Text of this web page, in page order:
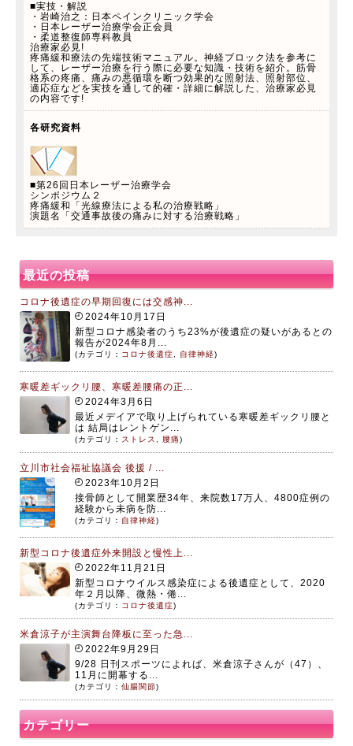
■実技・解説
・岩崎治之：日本ペインクリニック学会
・日本レーザー治療学会正会員
・柔道整復師専科教員
治療家必見!
疼痛緩和療法の先端技術マニュアル。神経ブロック法を参考に
して、レーザー治療を行う際に必要な知識・技術を紹介。筋骨
格系の疼痛、痛みの悪循環を断つ効果的な照射法、照射部位、
適応症などを実技を通して的確・詳細に解説した、治療家必見
の内容です!
各研究資料
■第26回日本レーザー治療学会
シンポジウム２
疼痛緩和「光線療法による私の治療戦略」
演題名「交通事故後の痛みに対する治療戦略」
最近の投稿
コロナ後遺症の早期回復には交感神...
2024年10月17日
新型コロナ感染者のうち23%が後遺症の疑いがあるとの
報告が2024年8月...
(カテゴリ： コロナ後遺症, 自律神経)
寒暖差ギックリ腰、寒暖差腰痛の正...
2024年3月6日
最近メデイアで取り上げられている寒暖差ギックリ腰と
は 結局はレントゲン...
(カテゴリ： ストレス , 腰痛)
立川市社会福祉協議会 後援 / ...
2023年10月2日
接骨師として開業歴34年、来院数17万人、4800症例の
経験から未病を防...
(カテゴリ： 自律神経)
新型コロナ後遺症外来開設と慢性上...
2022年11月21日
新型コロナウイルス感染症による後遺症として、2020
年２月以降、微熱・倦...
(カテゴリ： コロナ後遺症)
米倉涼子が主演舞台降板に至った急...
2022年9月29日
9/28 日刊スポーツによれば、米倉涼子さんが（47）、
11月に開幕する...
(カテゴリ： 仙腸関節)
カテゴリー